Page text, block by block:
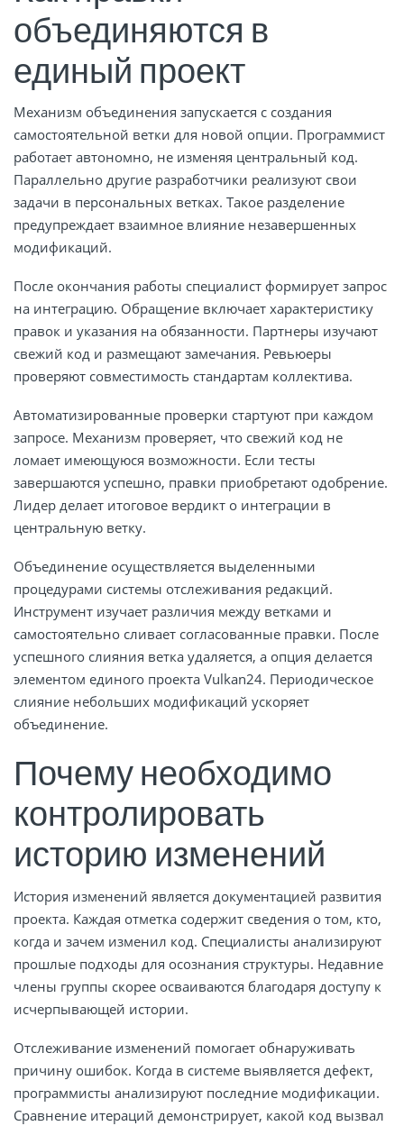
объединяются в
единый проект
Механизм объединения запускается с создания
самостоятельной ветки для новой опции. Программист
работает автономно, не изменяя центральный код.
Параллельно другие разработчики реализуют свои
задачи в персональных ветках. Такое разделение
предупреждает взаимное влияние незавершенных
модификаций.
После окончания работы специалист формирует запрос
на интеграцию. Обращение включает характеристику
правок и указания на обязанности. Партнеры изучают
свежий код и размещают замечания. Ревьюеры
проверяют совместимость стандартам коллектива.
Автоматизированные проверки стартуют при каждом
запросе. Механизм проверяет, что свежий код не
ломает имеющуюся возможности. Если тесты
завершаются успешно, правки приобретают одобрение.
Лидер делает итоговое вердикт о интеграции в
центральную ветку.
Объединение осуществляется выделенными
процедурами системы отслеживания редакций.
Инструмент изучает различия между ветками и
самостоятельно сливает согласованные правки. После
успешного слияния ветка удаляется, а опция делается
элементом единого проекта Vulkan24. Периодическое
слияние небольших модификаций ускоряет
объединение.
Почему необходимо
контролировать
историю изменений
История изменений является документацией развития
проекта. Каждая отметка содержит сведения о том, кто,
когда и зачем изменил код. Специалисты анализируют
прошлые подходы для осознания структуры. Недавние
члены группы скорее осваиваются благодаря доступу к
исчерпывающей истории.
Отслеживание изменений помогает обнаруживать
причину ошибок. Когда в системе выявляется дефект,
программисты анализируют последние модификации.
Сравнение итераций демонстрирует, какой код вызвал